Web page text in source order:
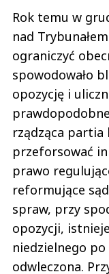
Rok temu w
nad
ograniczyć
spowodowało
opozycję i
rządząca partia
przeforsować
prawo
reformujące
spraw, przy
opozycji,
niedzielnego
odwleczona.